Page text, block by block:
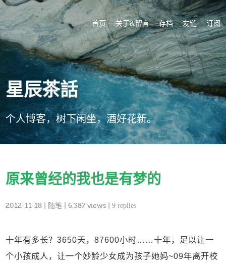
首页 关于&留言 存档 友链 订阅
星辰茶話
个人博客，树下闲坐，酒好花新。
原来曾经的我也是有梦的
2012-11-18 随笔 | 6,387 views |9 replies
十年有多长？3650天，87600小时……十年，足以让一
个小孩成人，让一个妙龄少女成为孩子她妈~09年离开校